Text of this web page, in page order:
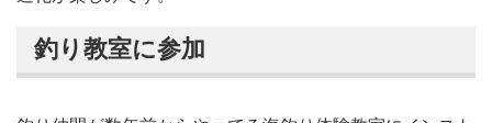
釣り教室に参加